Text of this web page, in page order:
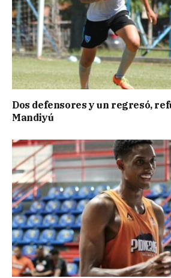
Dos defensores y un regresó,
Mandiyú